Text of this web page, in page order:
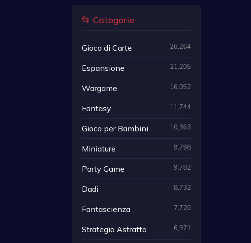
📂 Categorie
Gioco di Carte 26,264
Espansione 21,205
Wargame 16,052
Fantasy 11,744
Gioco per Bambini 10,363
Miniature 9,798
Party Game 9,782
Dadi 8,732
Fantascienza 7,720
Strategia Astratta 6,971